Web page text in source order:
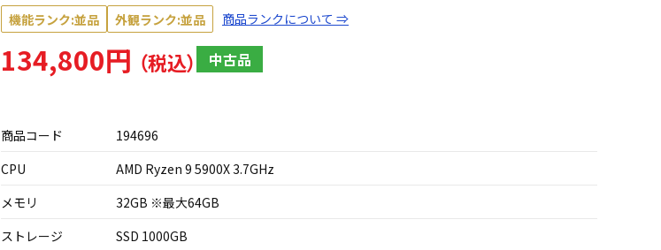
機能ランク:並品 外観ランク:並品 商品ランクについて ⇒
134,800円 中古品
商品コード
194696
CPU
AMD Ryzen 9 5900X 3.7GHz
メモリ
32GB ※最大64GB
ストレージ
SSD 1000GB